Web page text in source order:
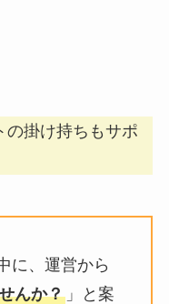
の掛け持ちもサポ
に、運営から
んか？」と案